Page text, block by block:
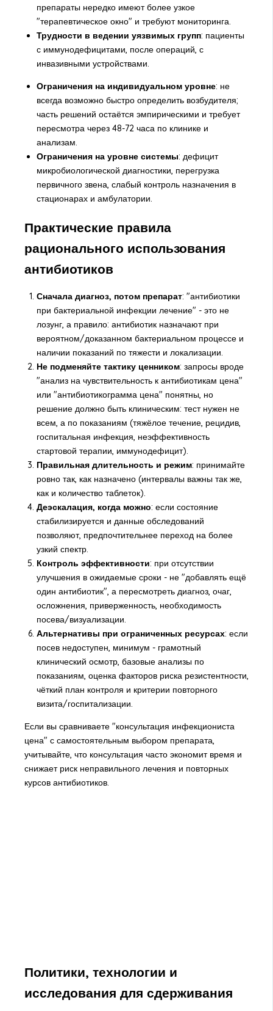
препараты нередко имеют более узкое
"терапевтическое окно" и требуют мониторинга.
Трудности в ведении уязвимых групп: пациенты
с иммунодефицитами, после операций, с
инвазивными устройствами.
Ограничения на индивидуальном уровне: не
всегда возможно быстро определить возбудителя;
часть решений остаётся эмпирическими и требует
пересмотра через 48-72 часа по клинике и
анализам.
Ограничения на уровне системы: дефицит
микробиологической диагностики, перегрузка
первичного звена, слабый контроль назначения в
стационарах и амбулатории.
Практические правила
рационального использования
антибиотиков
Сначала диагноз, потом препарат: "антибиотики
при бактериальной инфекции лечение" - это не
лозунг, а правило: антибиотик назначают при
вероятном/доказанном бактериальном процессе и
наличии показаний по тяжести и локализации.
Не подменяйте тактику ценником: запросы вроде
"анализ на чувствительность к антибиотикам цена"
или "антибиотикограмма цена" понятны, но
решение должно быть клиническим: тест нужен не
всем, а по показаниям (тяжёлое течение, рецидив,
госпитальная инфекция, неэффективность
стартовой терапии, иммунодефицит).
Правильная длительность и режим: принимайте
ровно так, как назначено (интервалы важны так же,
как и количество таблеток).
Деэскалация, когда можно: если состояние
стабилизируется и данные обследований
позволяют, предпочтительнее переход на более
узкий спектр.
Контроль эффективности: при отсутствии
улучшения в ожидаемые сроки - не "добавлять ещё
один антибиотик", а пересмотреть диагноз, очаг,
осложнения, приверженность, необходимость
посева/визуализации.
Альтернативы при ограниченных ресурсах: если
посев недоступен, минимум - грамотный
клинический осмотр, базовые анализы по
показаниям, оценка факторов риска резистентности,
чёткий план контроля и критерии повторного
визита/госпитализации.
Если вы сравниваете "консультация инфекциониста
цена" с самостоятельным выбором препарата,
учитывайте, что консультация часто экономит время и
снижает риск неправильного лечения и повторных
курсов антибиотиков.
Политики, технологии и
исследования для сдерживания